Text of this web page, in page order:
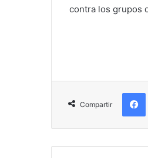
contra los grupos
Compartir